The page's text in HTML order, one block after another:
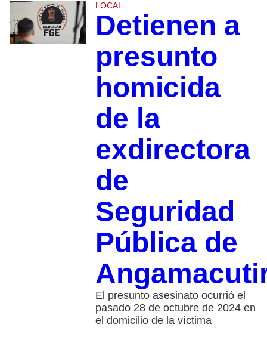
LOCAL
Detienen a
presunto
homicida
de la
exdirectora
de
Seguridad
Pública de
El presunto asesinato ocurrió el
pasado 28 de octubre de 2024 en
el domicilio de la víctima